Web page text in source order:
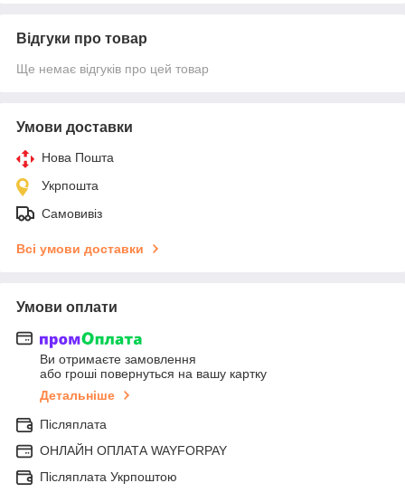
Відгуки про товар
Ще немає відгуків про цей товар
Умови доставки
Нова Пошта
Укрпошта
Самовивіз
Всі умови доставки
Умови оплати
Ви отримаєте замовлення
або гроші повернуться на вашу картку
Детальніше
Післяплата
ОНЛАЙН ОПЛАТА WAYFORPAY
Післяплата Укрпоштою